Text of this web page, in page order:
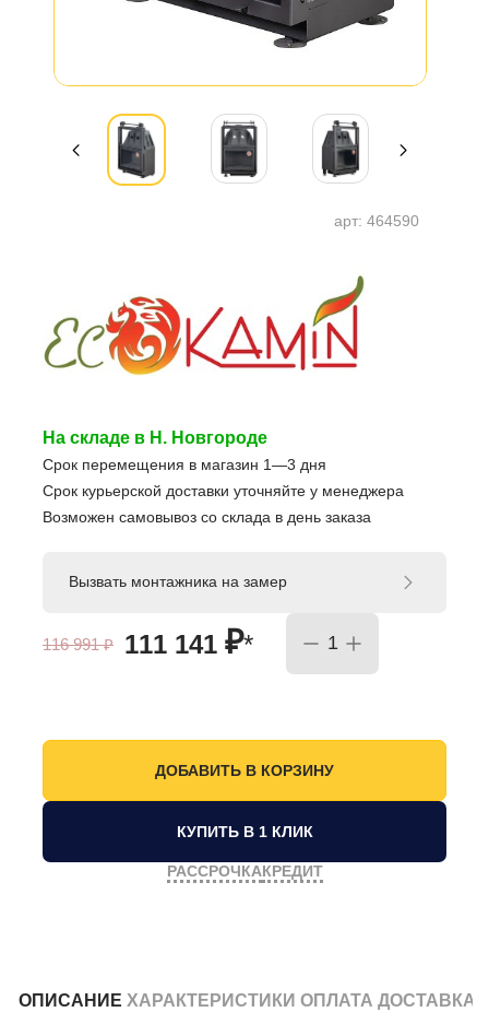
арт: 464590
На складе в Н. Новгороде
Срок перемещения в магазин 1—3 дня
Срок курьерской доставки уточняйте у менеджера
Возможен самовывоз со склада в день заказа
116 991₽ 111 141 ₽*
Вызвать монтажника на замер
КУПИТЬ В 1 КЛИК
РАССРОЧКАКРЕДИТ
ОПИСАНИЕ ХАРАКТЕРИСТИКИ ОПЛАТА ДОСТАВКА